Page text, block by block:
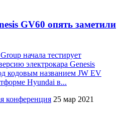
GV60 опять заметили
начала тестирует
электрокара Genesis
кодовым названием JW EV
Hyundai в...
конференция 25 мар 2021